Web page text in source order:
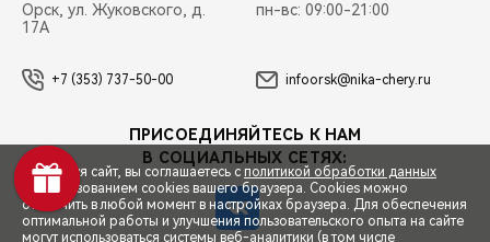
Орск, ул. Жуковского, д.
17А
пн-вс: 09:00-21:00
+7 (353) 737-50-00 infoorsk@nika-chery.ru
ПРИСОЕДИНЯЙТЕСЬ К НАМ
В СОЦИАЛЬНЫХ СЕТЯХ:
Используя сайт, вы соглашаетесь с политикой обработки данных
и использованием cookies вашего браузера. Cookies можно
отключить в любой момент в настройках браузера. Для обеспечения
оптимальной работы и улучшения пользовательского опыта на сайте
могут использоваться системы веб-аналитики (в том числе